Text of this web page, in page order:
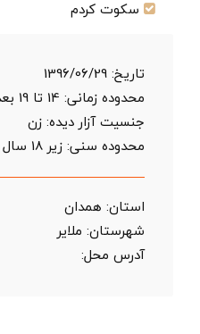
سکوت کردم
تاریخ: 1396/06/29
محدوده زمانی: 14 تا 19 بعد از ظهر
جنسیت آزار دیده: زن
محدوده سنی: زیر 18 سال
استان: همدان
شهرستان: ملایر
آدرس محل: